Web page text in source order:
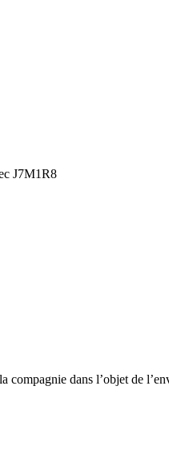
J7M1R8
dans l’objet de